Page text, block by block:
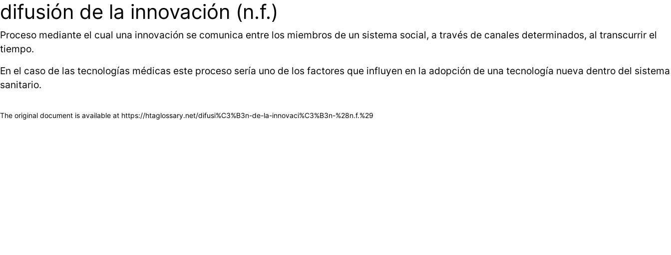
difusión de la innovación (n.f.)
Proceso mediante el cual una innovación se comunica entre los miembros de un sistema social, a través de canales determinados, al transcurrir el
tiempo.
En el caso de las tecnologías médicas este proceso sería uno de los factores que influyen en la adopción de una tecnología nueva dentro del sistema
sanitario.
The original document is available at https://htaglossary.net/difusi%C3%B3n-de-la-innovaci%C3%B3n-%28n.f.%29